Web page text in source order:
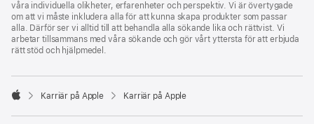
våra individuella olikheter, erfarenheter och perspektiv. Vi är övertygade
om att vi måste inkludera alla för att kunna skapa produkter som passar
alla. Därför ser vi alltid till att behandla alla sökande lika och rättvist. Vi
arbetar tillsammans med våra sökande och gör vårt yttersta för att erbjuda
rätt stöd och hjälpmedel.

Karriär på Apple Karriär på Apple